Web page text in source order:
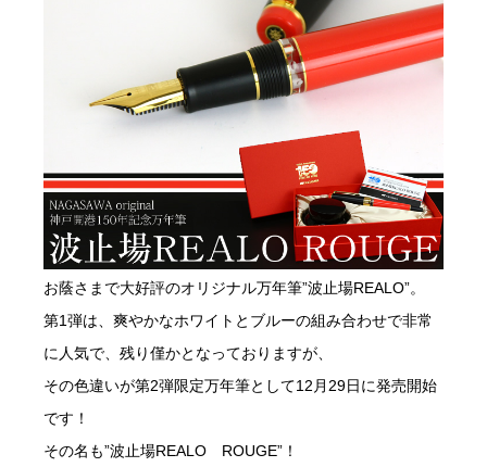
お蔭さまで大好評のオリジナル万年筆”波止場REALO”。
第1弾は、爽やかなホワイトとブルーの組み合わせで非常
に人気で、残り僅かとなっておりますが、
その色違いが第2弾限定万年筆として12月29日に発売開始
です！
その名も”波止場REALO ROUGE”！